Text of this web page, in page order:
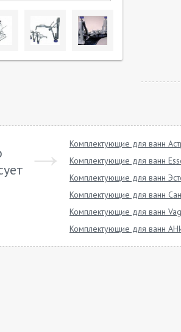
Комплектующие для ванн
Комплектующие для ванн
Комплектующие для ванн
Комплектующие для ванн
Комплектующие для ванн
Комплектующие для ванн